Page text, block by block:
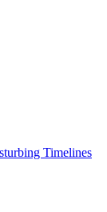
Timelines